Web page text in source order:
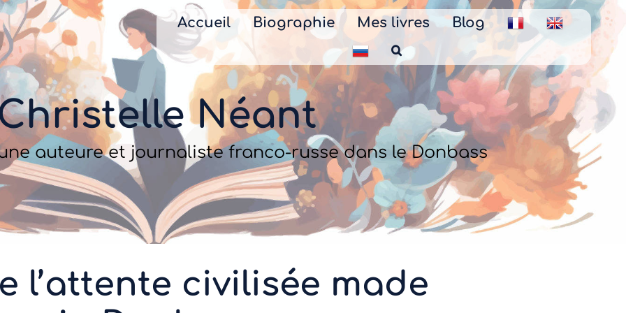
Accueil Biographie Mes livres Blog
Néant
auteure et journaliste franco-russe dans le Donbass
l’attente civilisée made